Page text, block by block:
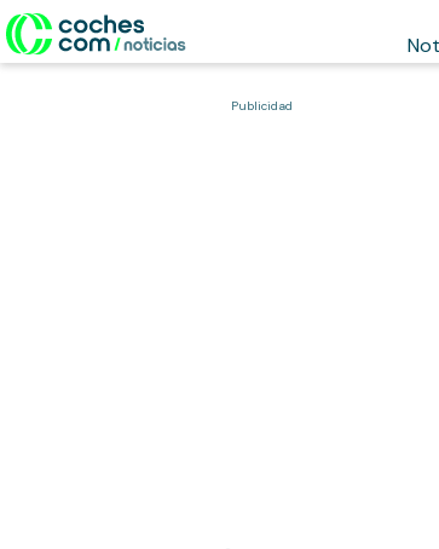
Publicidad